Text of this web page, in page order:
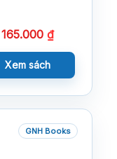
165.000 ₫
Xem sách
GNH Books